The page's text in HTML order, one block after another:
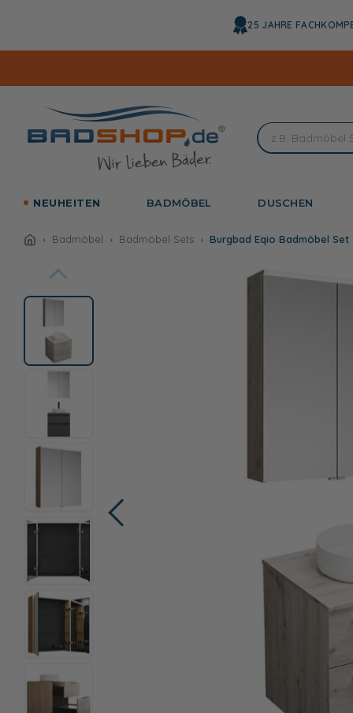
25 JAHRE
NEUHEITEN BADMÖBEL DUSCHEN
Badmöbel Badmöbel Sets Burgbad Eqio Badmöbel Set